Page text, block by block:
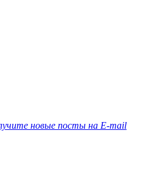
новые посты на E-mail